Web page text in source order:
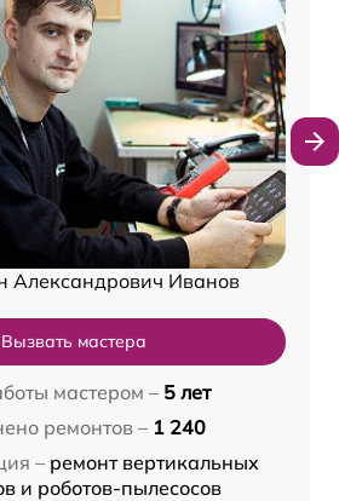
Александрович Иванов
Вызвать мастера
мастером – 5 лет
ремонтов – 1 240
– ремонт вертикальных
и роботов-пылесосов